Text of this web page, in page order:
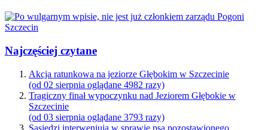
Najczęściej czytane
Akcja ratunkowa na jeziorze Głębokim w Szczecinie
(od 02 sierpnia oglądane 4982 razy)
Tragiczny finał wypoczynku nad Jeziorem Głębokie w
Szczecinie
(od 03 sierpnia oglądane 3793 razy)
Sąsiedzi interweniują w sprawie psa pozostawionego